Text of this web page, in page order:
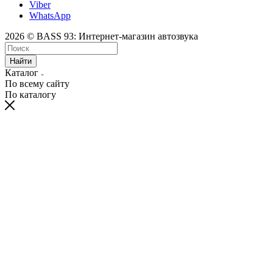
Viber
WhatsApp
2026 © BASS 93: Интернет-магазин автозвука
Найти
Каталог
По всему сайту
По каталогу